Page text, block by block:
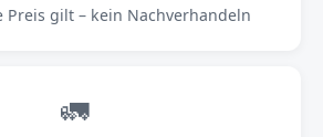
Preis gilt – kein Nachverhandeln
🚛